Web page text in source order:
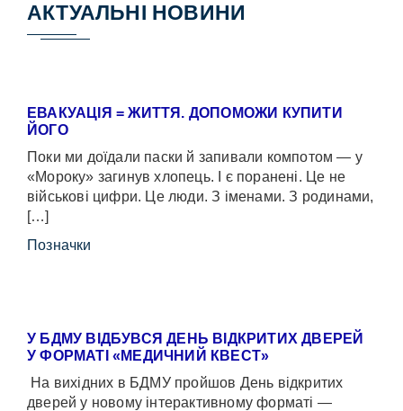
АКТУАЛЬНІ НОВИНИ
ЕВАКУАЦІЯ = ЖИТТЯ. ДОПОМОЖИ КУПИТИ
ЙОГО
Поки ми доїдали паски й запивали компотом — у
«Мороку» загинув хлопець. І є поранені. Це не
військові цифри. Це люди. З іменами. З родинами,
[…]
Позначки
У БДМУ ВІДБУВСЯ ДЕНЬ ВІДКРИТИХ ДВЕРЕЙ
У ФОРМАТІ «МЕДИЧНИЙ КВЕСТ»
На вихідних в БДМУ пройшов День відкритих
дверей у новому інтерактивному форматі —